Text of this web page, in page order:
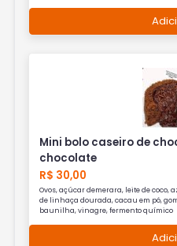
Mini bolo caseiro de
chocolate
R$ 30,00
Ovos, açúcar demerara, leite de
de linhaça dourada, cacau em pó,
baunilha, vinagre, fermento químico